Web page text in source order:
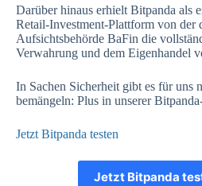
Darüber hinaus erhielt Bitpanda als
Retail-Investment-Plattform von der
Aufsichtsbehörde BaFin die
Verwahrung und dem Eigenhandel
In Sachen Sicherheit gibt es für uns
bemängeln: Plus in unserer
Jetzt Bitpanda testen
Jetzt Bitpanda